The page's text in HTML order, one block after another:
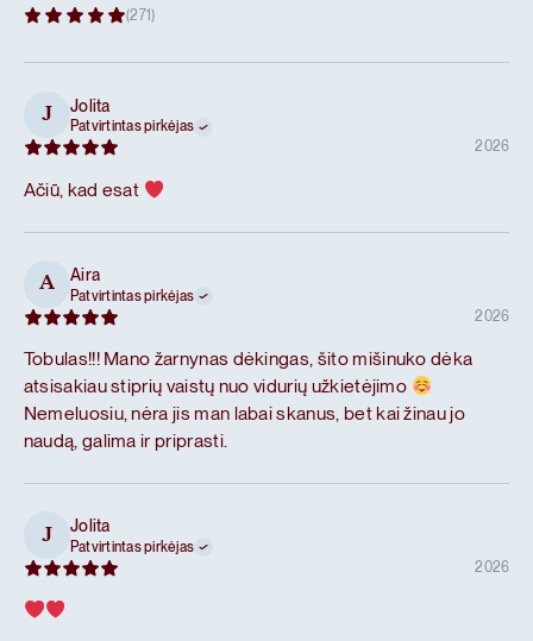
(271)
J Jolita
Patvirtintas pirkėjas
2026
Ačiū, kad esat
A Aira
Patvirtintas pirkėjas
2026
Tobulas!!! Mano žarnynas dėkingas, šito mišinuko dėka
atsisakiau stiprių vaistų nuo vidurių užkietėjimo
Nemeluosiu, nėra jis man labai skanus, bet kai žinau jo
naudą, galima ir priprasti.
J Jolita
Patvirtintas pirkėjas
2026